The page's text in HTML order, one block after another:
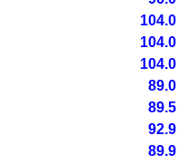
104.0
104.0
104.0
89.0
89.5
92.9
89.9